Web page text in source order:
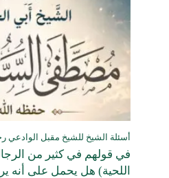
أسئلة الشيخ للشيخ مقبل الوادعي
في قولهم في كثير من
اللحية) هل يحمل على أنه